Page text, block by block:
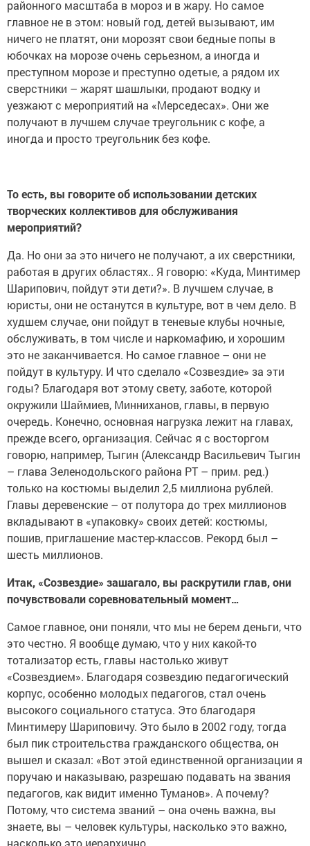
районного масштаба в мороз и в жару. Но самое
главное не в этом: новый год, детей вызывают, им
ничего не платят, они морозят свои бедные попы в
юбочках на морозе очень серьезном, а иногда и
преступном морозе и преступно одетые, а рядом их
сверстники – жарят шашлыки, продают водку и
уезжают с мероприятий на «Мерседесах». Они же
получают в лучшем случае треугольник с кофе, а
иногда и просто треугольник без кофе.
То есть, вы говорите об использовании детских
творческих коллективов для обслуживания
мероприятий?
Да. Но они за это ничего не получают, а их сверстники,
работая в других областях.. Я говорю: «Куда, Минтимер
Шарипович, пойдут эти дети?». В лучшем случае, в
юристы, они не останутся в культуре, вот в чем дело. В
худшем случае, они пойдут в теневые клубы ночные,
обслуживать, в том числе и наркомафию, и хорошим
это не заканчивается. Но самое главное – они не
пойдут в культуру. И что сделало «Созвездие» за эти
годы? Благодаря вот этому свету, заботе, которой
окружили Шаймиев, Минниханов, главы, в первую
очередь. Конечно, основная нагрузка лежит на главах,
прежде всего, организация. Сейчас я с восторгом
говорю, например, Тыгин (Александр Васильевич Тыгин
– глава Зеленодольского района РТ – прим. ред.)
только на костюмы выделил 2,5 миллиона рублей.
Главы деревенские – от полутора до трех миллионов
вкладывают в «упаковку» своих детей: костюмы,
пошив, приглашение мастер-классов. Рекорд был –
шесть миллионов.
Итак, «Созвездие» зашагало, вы раскрутили глав, они
почувствовали соревновательный момент…
Самое главное, они поняли, что мы не берем деньги, что
это честно. Я вообще думаю, что у них какой-то
тотализатор есть, главы настолько живут
«Созвездием». Благодаря созвездию педагогический
корпус, особенно молодых педагогов, стал очень
высокого социального статуса. Это благодаря
Минтимеру Шариповичу. Это было в 2002 году, тогда
был пик строительства гражданского общества, он
вышел и сказал: «Вот этой единственной организации я
поручаю и наказываю, разрешаю подавать на звания
педагогов, как видит именно Туманов». А почему?
Потому, что система званий – она очень важна, вы
знаете, вы – человек культуры, насколько это важно,
насколько это иерархично.